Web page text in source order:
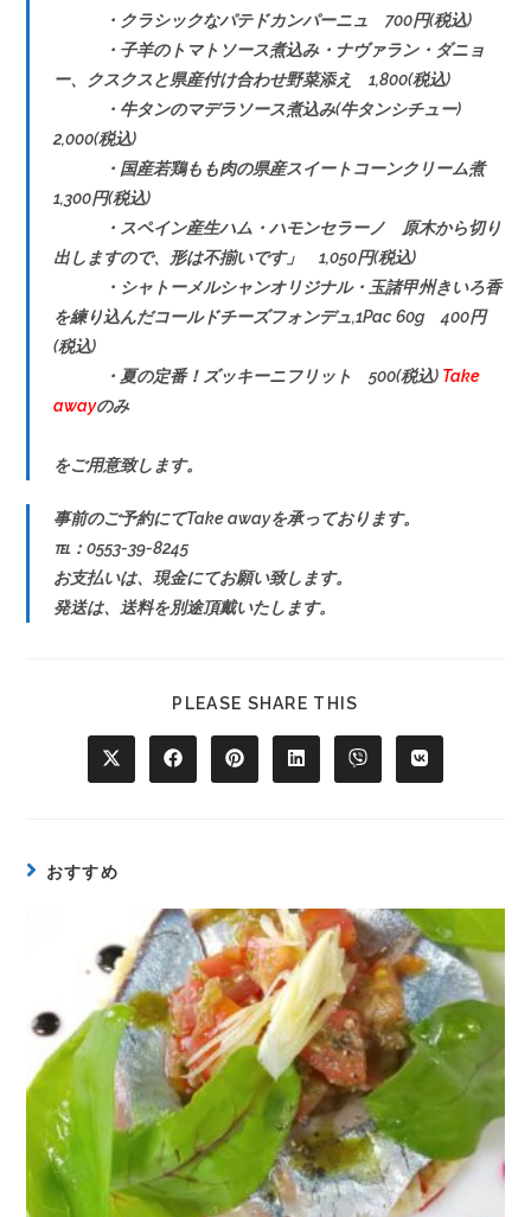
・クラシックなパテドカンパーニュ 700円(税込)
・子羊のトマトソース煮込み・ナヴァラン・ダニョ
ー、クスクスと県産付け合わせ野菜添え 1,800(税込)
・牛タンのマデラソース煮込み(牛タンシチュー)
2,000(税込)
・国産若鶏もも肉の県産スイートコーンクリーム煮
1,300円(税込)
・スペイン産生ハム・ハモンセラーノ 原木から切り
出しますので、形は不揃いです」 1,050円(税込)
・シャトーメルシャンオリジナル・玉諸甲州きいろ香
を練り込んだコールドチーズフォンデュ,1Pac 60g 400円
(税込)
・夏の定番！ズッキーニフリット 500(税込) Take
awayのみ
をご用意致します。
事前のご予約にてTake awayを承っております。
℡：0553-39-8245
お支払いは、現金にてお願い致します。
発送は、送料を別途頂戴いたします。
PLEASE SHARE THIS
おすすめ